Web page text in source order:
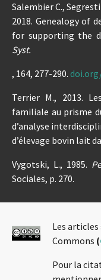
Salembier C.,
2018. Genealogy of
for supporting the
Syst.
, 164, 277-290.
Terrier M., 2013.
familiale au prisme
d’analyse
d’élevage bovin lait
Vygotski, L., 1985.
Sociales, p. 270.
Les
Commons (
Pour la